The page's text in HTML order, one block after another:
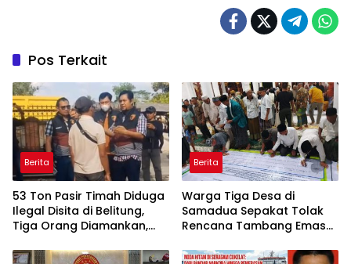
Pos Terkait
Berita
53 Ton Pasir Timah Diduga
Ilegal Disita di Belitung,
Tiga Orang Diamankan,
Berita
Warga Tiga Desa di
Samadua Sepakat Tolak
Rencana Tambang Emas